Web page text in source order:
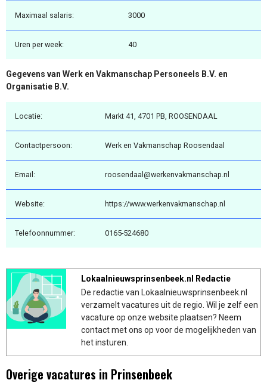
Maximaal salaris: 3000
Uren per week: 40
Gegevens van Werk en Vakmanschap Personeels B.V. en
Organisatie B.V.
Locatie: Markt 41, 4701 PB, ROOSENDAAL
Contactpersoon: Werk en Vakmanschap Roosendaal
Email: roosendaal@werkenvakmanschap.nl
Website: https://www.werkenvakmanschap.nl
Telefoonnummer: 0165-524680
Lokaalnieuwsprinsenbeek.nl Redactie
De redactie van Lokaalnieuwsprinsenbeek.nl
verzamelt vacatures uit de regio. Wil je zelf een
vacature op onze website plaatsen? Neem
contact met ons op voor de mogelijkheden van
het insturen.
Overige vacatures in Prinsenbeek